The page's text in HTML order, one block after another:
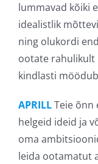
lummavad kõiki
idealistlik
ning olukordi
ootate rahulikult
kindlasti
APRILLTeie õnn
helgeid ideid ja
oma
leida ootamatut